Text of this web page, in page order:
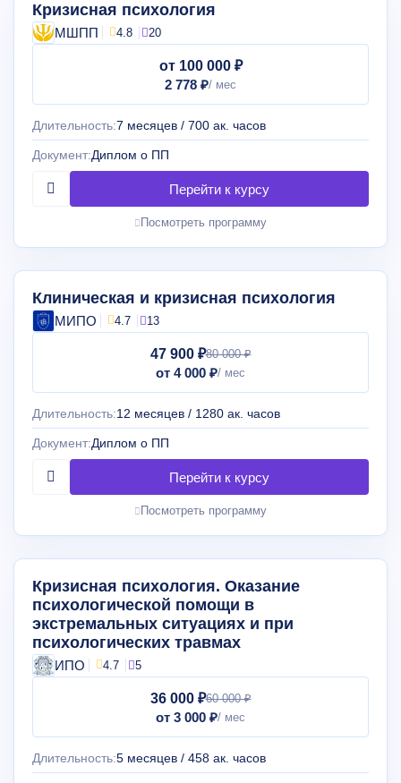
Кризисная психология
МШПП 4.8 20
от 100 000 ₽
2 778 ₽
Длительность:7 месяцев / 700 ак. часов
Документ:Диплом о ПП
Посмотреть программу
Клиническая и кризисная психология
МИПО 4.7 13
47 900 ₽80 000 ₽
от 4 000 ₽
Длительность:12 месяцев / 1280 ак. часов
Документ:Диплом о ПП
Посмотреть программу
Кризисная психология. Оказание
психологической помощи в
экстремальных ситуациях и при
психологических травмах
ИПО 4.7 5
36 000 ₽60 000 ₽
от 3 000 ₽
Длительность:5 месяцев / 458 ак. часов